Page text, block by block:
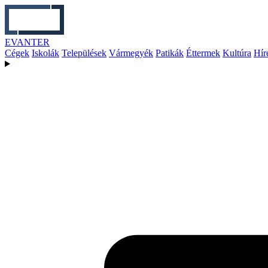
EVANTER
Cégek Iskolák Települések Vármegyék Patikák Éttermek Kultúra